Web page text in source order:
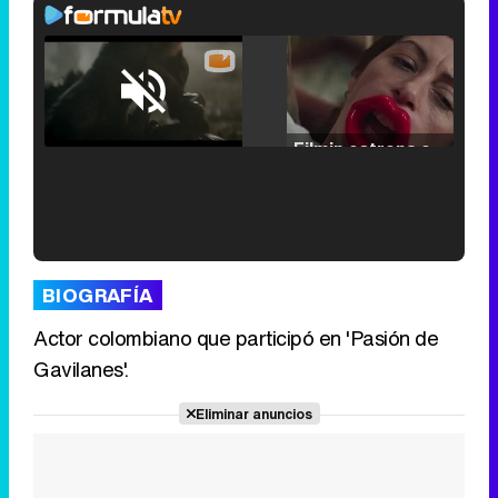
Unmute /
BIOGRAFÍA
Actor colombiano que participó en 'Pasión de
Gavilanes'.
Eliminar anuncios